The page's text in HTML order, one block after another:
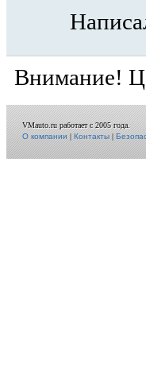
Внимание!
VMauto.ru работает с 2005 года.
О компании|Контакты|